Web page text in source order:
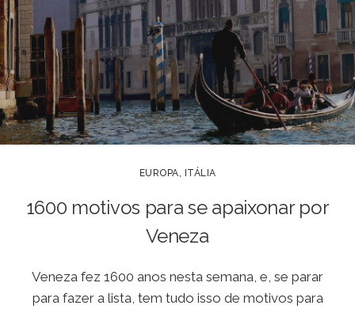
EUROPA, ITÁLIA
1600 motivos para se apaixonar por
Veneza
Veneza fez 1600 anos nesta semana, e, se parar
para fazer a lista, tem tudo isso de motivos para